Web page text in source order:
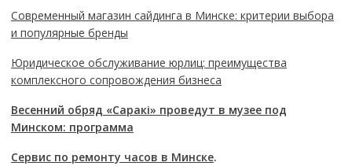
Современный магазин сайдинга в Минске: критерии выбора
и популярные бренды
Юридическое обслуживание юрлиц: преимущества
комплексного сопровождения бизнеса
Весенний обряд «Саракі» проведут в музее под
Минском: программа
Сервис по ремонту часов в Минске.